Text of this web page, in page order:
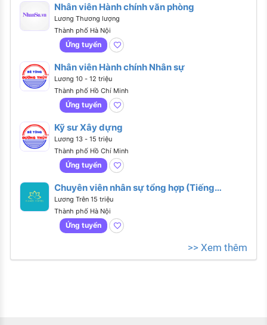
Nhân viên Hành chính văn phòng
Lương Thương lượng
Thành phố Hà Nội
Ứng tuyển
Nhân viên Hành chính Nhân sự
Lương 10 - 12 triệu
Thành phố Hồ Chí Minh
Ứng tuyển
Kỹ sư Xây dựng
Lương 13 - 15 triệu
Thành phố Hồ Chí Minh
Ứng tuyển
Chuyên viên nhân sự tổng hợp (Tiếng
Anh giao tiếp)
Lương Trên 15 triệu
Thành phố Hà Nội
Ứng tuyển
>> Xem thêm